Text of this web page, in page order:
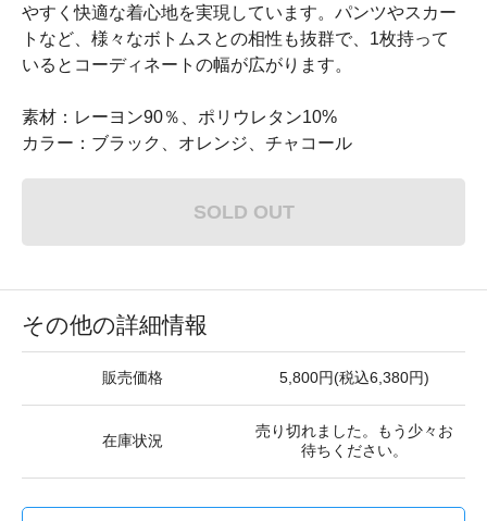
やすく快適な着心地を実現しています。パンツやスカー
トなど、様々なボトムスとの相性も抜群で、1枚持って
いるとコーディネートの幅が広がります。
素材：レーヨン90％、ポリウレタン10%
カラー：ブラック、オレンジ、チャコール
SOLD OUT
その他の詳細情報
販売価格 5,800円(税込6,380円)
在庫状況
売り切れました。もう少々お
待ちください。